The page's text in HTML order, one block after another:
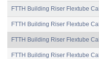
FTTH Building Riser Flextube
FTTH Building Riser Flextube
FTTH Building Riser Flextube
FTTH Building Riser Flextube